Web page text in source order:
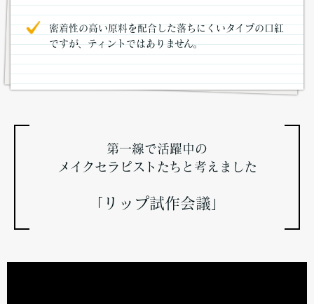
密着性の高い原料を配合した落ちにくいタイプの口紅
ですが、ティントではありません。
第一線で活躍中の
メイクセラピストたちと考えました
「リップ試作会議」